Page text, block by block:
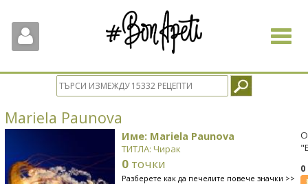
Toggle
Mariela Paunova
Име: Mariela Paunova
ТИТЛА: Чирак
0 точки
Разберете как да печелите повече значки >>